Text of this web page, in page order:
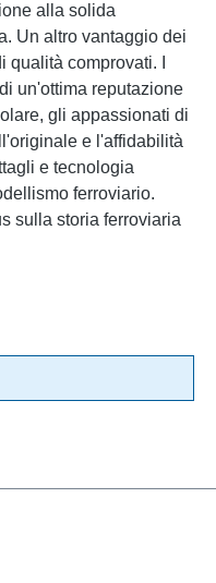
alla solida
Un altro vantaggio dei
comprovati. I
un'ottima reputazione
gli appassionati di
e l'affidabilità
e tecnologia
ferroviario.
sulla storia ferroviaria